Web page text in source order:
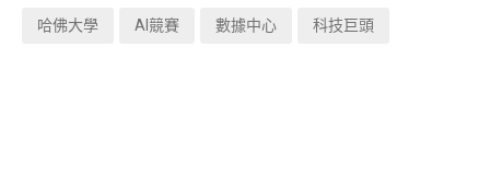
哈佛大學 AI競賽 數據中心 科技巨頭